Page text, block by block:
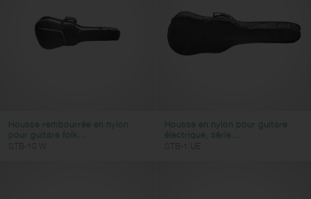
Housse rembourrée en nylon
pour guitare folk...
Housse en nylon pour guitare
électrique, série...